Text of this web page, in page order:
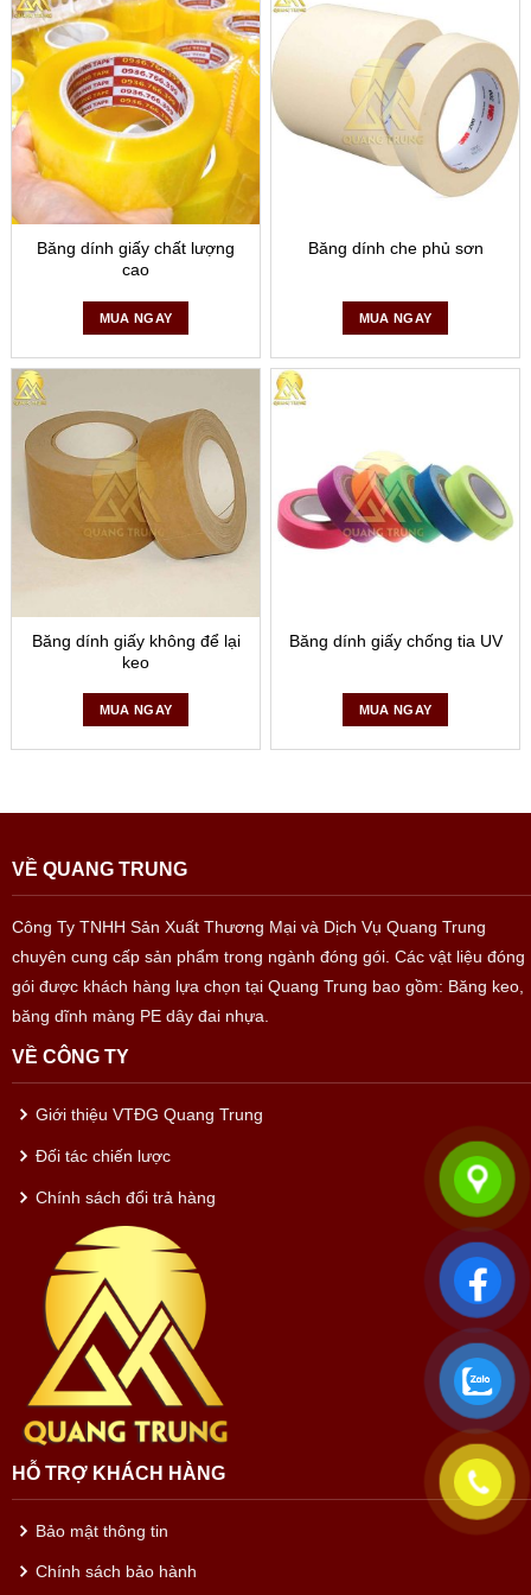
Băng dính giấy chất lượng
cao
MUA NGAY
Băng dính che phủ sơn
MUA NGAY
Băng dính giấy không để lại
keo
MUA NGAY
Băng dính giấy chống tia UV
MUA NGAY
VỀ QUANG TRUNG
Công Ty TNHH Sản Xuất Thương Mại và Dịch Vụ Quang Trung
chuyên cung cấp sản phẩm trong ngành đóng gói. Các vật liệu đóng
gói được khách hàng lựa chọn tại Quang Trung bao gồm: Băng keo,
băng dĩnh màng PE dây đai nhựa.
VỀ CÔNG TY
Giới thiệu VTĐG Quang Trung
Đối tác chiến lược
Chính sách đổi trả hàng
HỖ TRỢ KHÁCH HÀNG
Bảo mật thông tin
Chính sách bảo hành